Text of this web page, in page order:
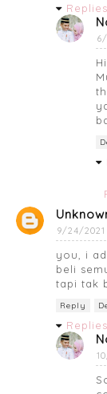
Replies
9/24/2021
you, i
beli
tapi tak
Reply
Replies